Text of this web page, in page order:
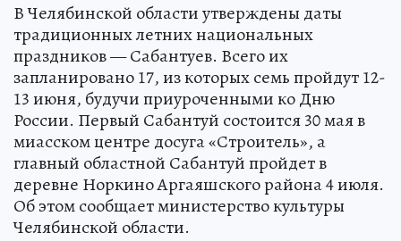
В Челябинской области утверждены даты
традиционных летних национальных
праздников — Сабантуев. Всего их
запланировано 17, из которых семь пройдут 12-
13 июня, будучи приуроченными ко Дню
России. Первый Сабантуй состоится 30 мая в
миасском центре досуга «Строитель», а
главный областной Сабантуй пройдет в
деревне Норкино Аргаяшского района 4 июля.
Об этом сообщает министерство культуры
Челябинской области.